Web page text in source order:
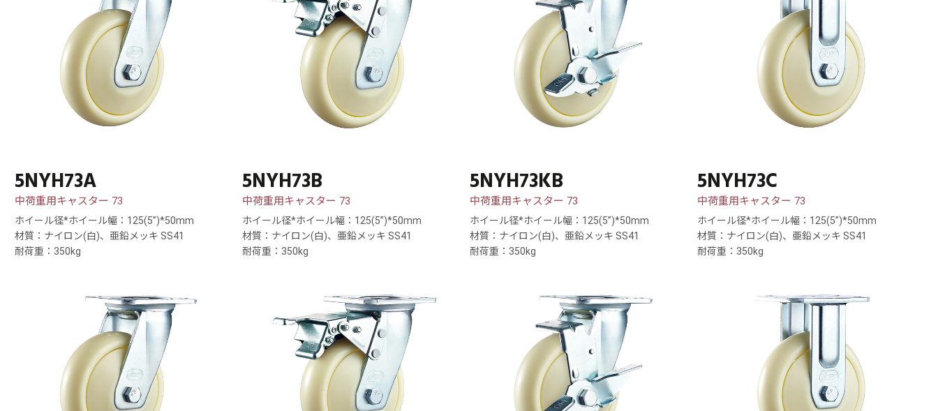
5NYH73A
中荷重用キャスター 73
ホイール径*ホイール幅：125(5”)*50mm
材質：ナイロン(白)、亜鉛メッキ SS41
耐荷重：350kg
5NYH73B
中荷重用キャスター 73
ホイール径*ホイール幅：125(5”)*50mm
材質：ナイロン(白)、亜鉛メッキ SS41
耐荷重：350kg
5NYH73KB
中荷重用キャスター 73
ホイール径*ホイール幅：125(5”)*50mm
材質：ナイロン(白)、亜鉛メッキ SS41
耐荷重：350kg
5NYH73C
中荷重用キャスター 73
ホイール径*ホイール幅：125(5”)*50mm
材質：ナイロン(白)、亜鉛メッキ SS41
耐荷重：350kg